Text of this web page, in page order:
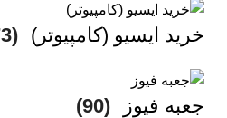
خرید ایسیو (کامپیوتر) (173)
جعبه فیوز (90)